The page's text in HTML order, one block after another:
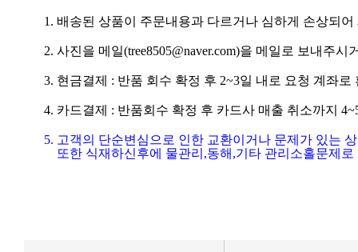
1. 배송된 상품이 주문내용과 다르거나 심하게 손상되
2. 사진을 메일(tree8505@naver.com)을 메일로 보내주시
3. 현금결제 : 반품 회수 확정 후 2~3일 내로 요청 계좌로
4. 카드결제 : 반품회수 확정 후 카드사 매출 취소까지
5. 고객의 단순변심으로 인한 교환이거나 문제가 있는
또한 식재하신후에 물관리,동해,기타 관리소홀문제로